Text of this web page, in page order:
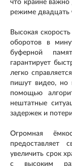
что крайне
режиме двадцать
Высокая
оборотов в
буферной
гарантирует
легко
пишут видео, но
помощью
нештатные
задержек и
Огромная
предоставляет
увеличить срок
с высоким